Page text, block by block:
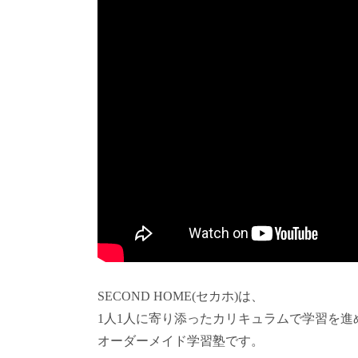
SECOND HOME(セカホ)は、
1人1人に寄り添ったカリキュラムで学習を進
オーダーメイド学習塾です。